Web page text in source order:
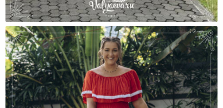
Невыдуманная История